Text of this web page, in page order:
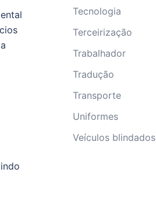
Tecnologia
Terceirização
Trabalhador
Tradução
Transporte
Uniformes
Veículos blindados